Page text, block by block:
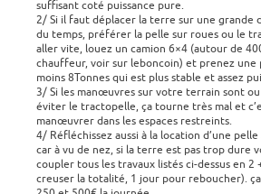
suffisant coté puissance pure.
2/ Si il faut déplacer la terre sur une grande
du temps, préférer la pelle sur roues ou le
aller vite, louez un camion 6×4 (autour de
chauffeur, voir sur leboncoin) et prenez une
moins 8Tonnes qui est plus stable et assez
3/ Si les manœuvres sur votre terrain sont
éviter le tractopelle, ça tourne très mal et
manœuvrer dans les espaces restreints.
4/ Réfléchissez aussi à la location d’une
car à vu de nez, si la terre est pas trop dure
coupler tous les travaux listés ci-dessus en 2
creuser la totalité, 1 jour pour reboucher).